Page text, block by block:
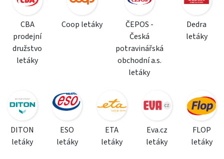
CBA
prodejní
družstvo
letáky
Coop letáky
ČEPOS -
Česká
potravinářská
obchodní a.s.
letáky
Dedra
letáky
DITON
letáky
ESO
letáky
ETA
letáky
Eva.cz
letáky
FLOP
letáky